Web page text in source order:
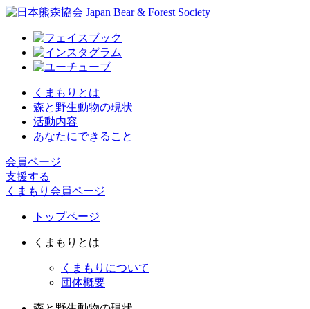
くまもりとは
森と野生動物の現状
活動内容
あなたにできること
会員ページ
支援する
くまもり会員ページ
トップページ
くまもりとは
くまもりについて
団体概要